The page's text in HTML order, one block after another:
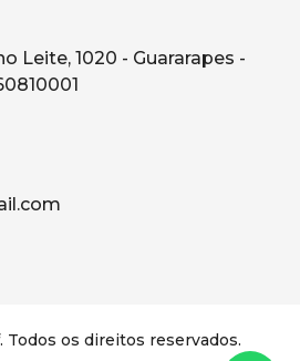
Leite, 1020 - Guararapes -
os direitos reservados.